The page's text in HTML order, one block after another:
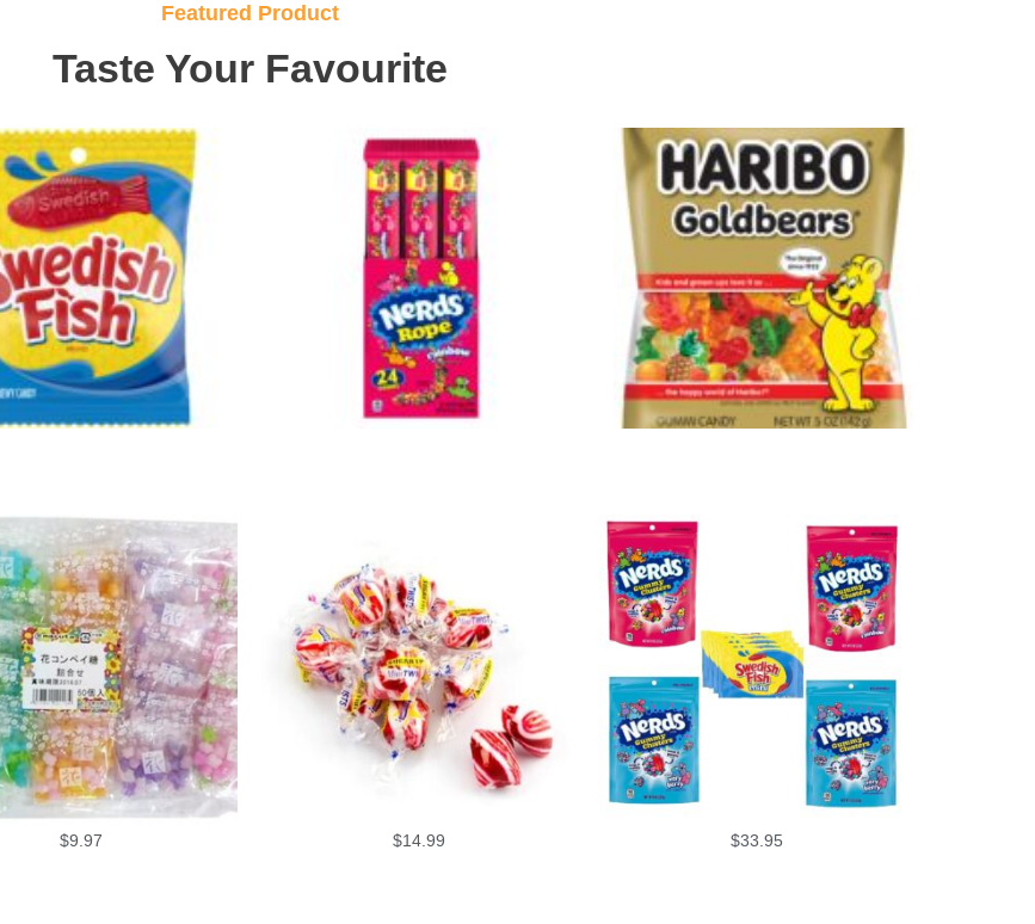
Featured Product
Taste Your Favourite
$9.97 $14.99 $33.95